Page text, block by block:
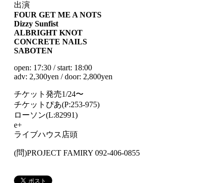
出演
FOUR GET ME A NOTS
Dizzy Sunfist
ALBRIGHT KNOT
CONCRETE NAILS
SABOTEN
open: 17:30 / start: 18:00
adv: 2,300yen / door: 2,800yen
チケット発売1/24〜
チケットぴあ(P:253-975)
ローソン(L:82991)
e+
ライブハウス店頭
(問)PROJECT FAMIRY 092-406-0855